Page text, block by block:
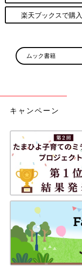
楽天ブックスで購入
ムック書籍
キャンペーン